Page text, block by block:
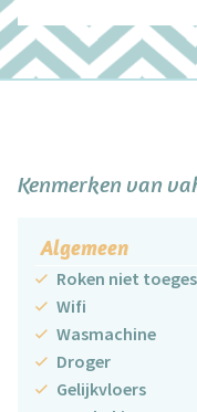
Kenmerken van
Algemeen
Roken niet
Wifi
Wasmachine
Droger
Gelijkvloers